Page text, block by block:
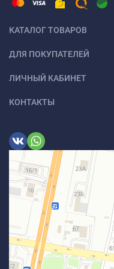
КАТАЛОГ ТОВАРОВ
ДЛЯ ПОКУПАТЕЛЕЙ
ЛИЧНЫЙ КАБИНЕТ
КОНТАКТЫ